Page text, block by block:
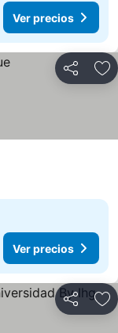
Ver precios
Compartir
Ver precios
Compartir